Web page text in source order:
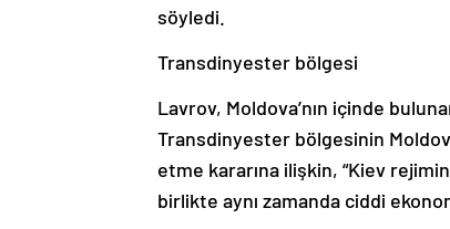
söyledi.
Transdinyester bölgesi
Lavrov, Moldova’nın içinde
Transdinyester bölgesinin
etme kararına ilişkin, “Kiev
birlikte aynı zamanda ciddi